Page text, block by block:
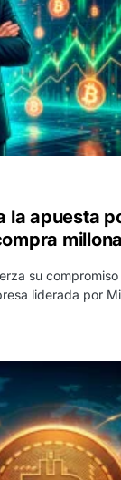
la apuesta
su
liderada por